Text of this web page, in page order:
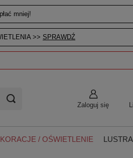
mniej!
>> SPRAWDŹ
Zaloguj się
/ OŚWIETLENIE LUSTRA